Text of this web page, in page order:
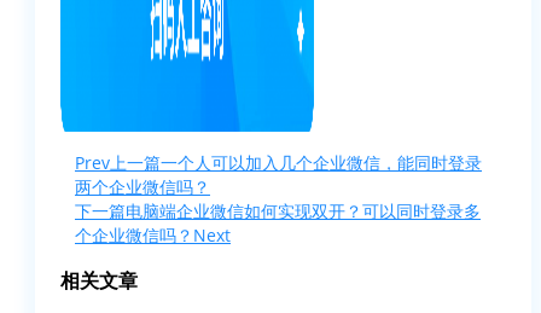
Prev上一篇一个人可以加入几个企业微信，能同时登录
两个企业微信吗？
下一篇电脑端企业微信如何实现双开？可以同时登录多
个企业微信吗？ Next
相关文章